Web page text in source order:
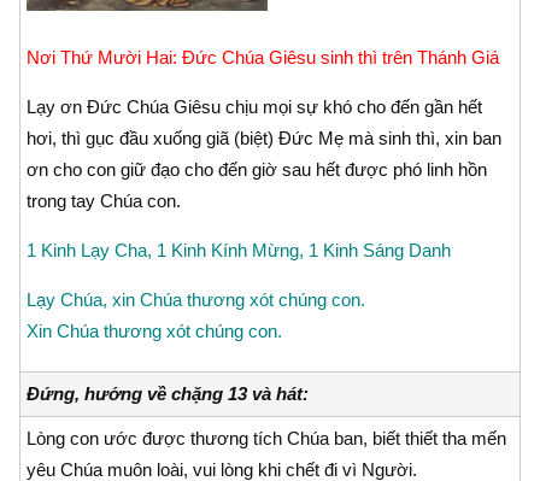
Nơi Thứ Mười Hai: Ðức Chúa Giêsu sinh thì trên Thánh Giá
Lạy ơn Ðức Chúa Giêsu chịu mọi sự khó cho đến gần hết
hơi, thì gục đầu xuống giã (biệt) Ðức Mẹ mà sinh thì, xin ban
ơn cho con giữ đạo cho đến giờ sau hết được phó linh hồn
trong tay Chúa con.
1 Kinh Lạy Cha, 1 Kinh Kính Mừng, 1 Kinh Sáng Danh
Lạy Chúa, xin Chúa thương xót chúng con.
Xin Chúa thương xót chúng con.
Đứng, hướng về chặng 13 và hát:
Lòng con ước được thương tích Chúa ban, biết thiết tha mến
yêu Chúa muôn loài, vui lòng khi chết đi vì Người.